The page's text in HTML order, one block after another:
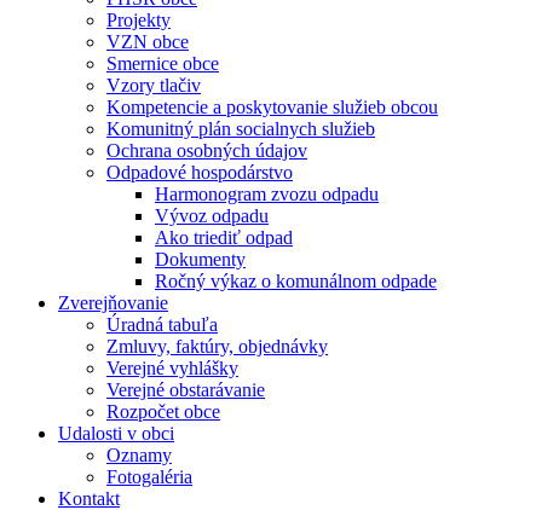
Projekty
VZN obce
Smernice obce
Vzory tlačiv
Kompetencie a poskytovanie služieb obcou
Komunitný plán socialnych služieb
Ochrana osobných údajov
Odpadové hospodárstvo
Harmonogram zvozu odpadu
Vývoz odpadu
Ako triediť odpad
Dokumenty
Ročný výkaz o komunálnom odpade
Zverejňovanie
Úradná tabuľa
Zmluvy, faktúry, objednávky
Verejné vyhlášky
Verejné obstarávanie
Rozpočet obce
Udalosti v obci
Oznamy
Fotogaléria
Kontakt